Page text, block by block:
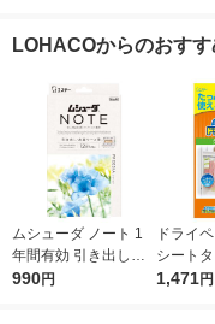
ンチョー
LOHACOからのおす
ムシューダ ノート 1
年間有効 引き出し・
衣装ケース用 フリー
990円
ドライ
シート
ゼット用
1,471円